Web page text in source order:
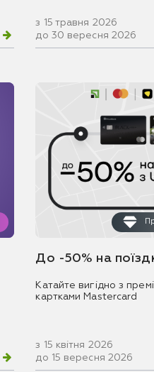
з 15 травня 2026
до 30 вересня 2026
До -50% на
Катайте вигідно з
картками Mastercard
з 15 квітня 2026
до 15 вересня 2026